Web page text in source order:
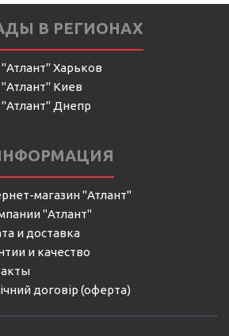
В РЕГИОНАХ
"Атлант" Харьков
"Атлант" Киев
"Атлант" Днепр
магазин "Атлант"
"Атлант"
и доставка
и качество
договір (оферта)